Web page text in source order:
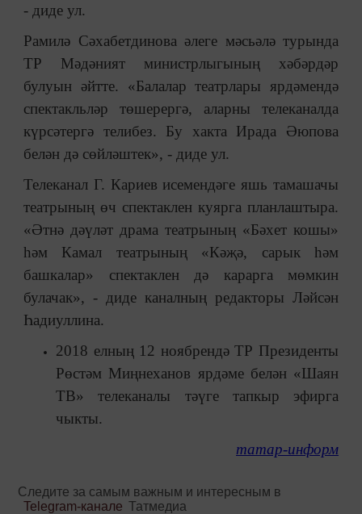
- диде ул.
Рамилә Сәхабетдинова әлеге мәсьәлә турында
ТР Мәдәният министрлыгының хәбәрдәр
булуын әйтте. «Балалар театрлары ярдәмендә
спектакльләр төшерергә, аларны телеканалда
күрсәтергә телибез. Бу хакта Ирада Әюпова
белән дә сөйләштек», - диде ул.
Телеканал Г. Кариев исемендәге яшь тамашачы
театрының өч спектаклен куярга планлаштыра.
«Әтнә дәүләт драма театрының «Бәхет кошы»
һәм Камал театрының «Кәҗә, сарык һәм
башкалар» спектаклен дә карарга мөмкин
булачак», - диде каналның редакторы Ләйсән
Һадиуллина.
2018 елның 12 ноябрендә ТР Президенты
Рөстәм Миңнеханов ярдәме белән «Шаян
ТВ» телеканалы тәүге тапкыр эфирга
чыкты.
татар-информ
Следите за самым важным и интересным в
Telegram-канале Татмедиа